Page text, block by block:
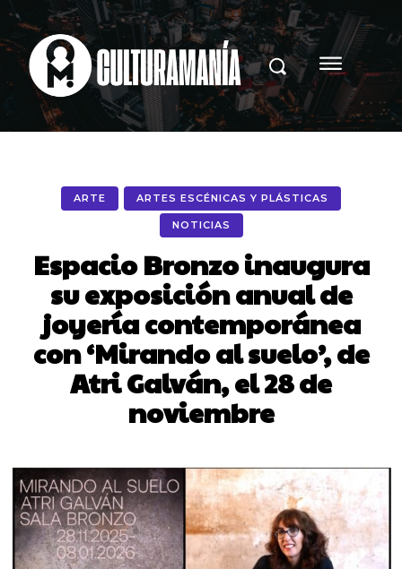
ARTE ARTES ESCÉNICAS Y PLÁSTICAS
NOTICIAS
Espacio Bronzo inaugura
su exposición anual de
joyería contemporánea
con ‘Mirando al suelo’, de
Atri Galván, el 28 de
noviembre